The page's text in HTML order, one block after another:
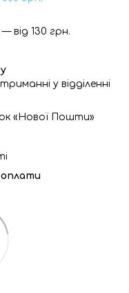
130 грн.
у відділенні
«Нової Пошти»
оплати